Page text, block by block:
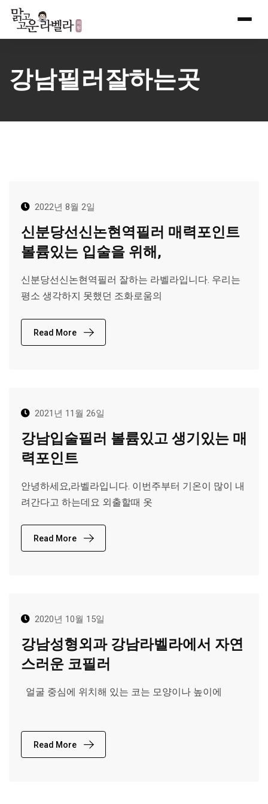
Skip
content
강남필러잘하는곳
2022년 8월 2일
신분당선신논현역필러 매력포인트
볼륨있는 입술을 위해,
신분당선신논현역필러 잘하는 라벨라입니다. 우리는
평소 생각하지 못했던 조화로움의
Read More
2021년 11월 26일
강남입술필러 볼륨있고 생기있는 매
력포인트
안녕하세요,라벨라입니다. 이번주부터 기온이 많이 내
려간다고 하는데요 외출할때 옷
Read More
2020년 10월 15일
강남성형외과 강남라벨라에서 자연
스러운 코필러
얼굴 중심에 위치해 있는 코는 모양이나 높이에
Read More